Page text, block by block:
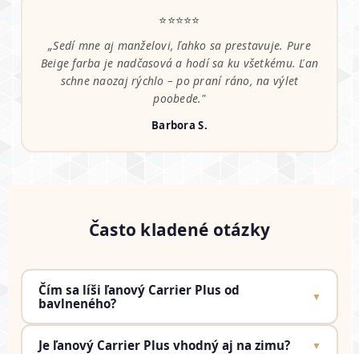
⭐⭐⭐⭐⭐
„Sedí mne aj manželovi, ľahko sa prestavuje. Pure
Beige farba je nadčasová a hodí sa ku všetkému. Ľan
schne naozaj rýchlo – po praní ráno, na výlet
poobede."
Barbora S.
Často kladené otázky
Čím sa líši ľanový Carrier Plus od
bavlneného?
▼
Je ľanový Carrier Plus vhodný aj na zimu? ▼